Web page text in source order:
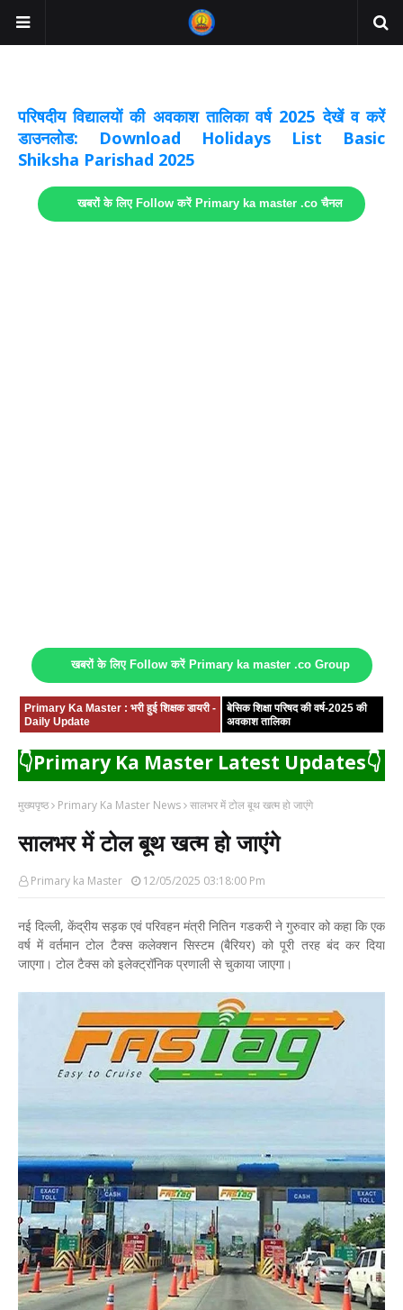
परिषदीय विद्यालयों की अवकाश तालिका वर्ष 2025 देखें व करें
डाउनलोड: Download Holidays List Basic
Shiksha Parishad 2025
खबरों के लिए Follow करें Primary ka master .co चैनल
खबरों के लिए Follow करें Primary ka master .co Group
Primary Ka Master : भरी हुई शिक्षक डायरी -
Daily Update
बेसिक शिक्षा परिषद की वर्ष-2025 की
अवकाश तालिका
👇Primary Ka Master Latest Updates👇
मुख्यपृष्ठ Primary Ka Master News सालभर में टोल बूथ खत्म हो जाएंगे
सालभर में टोल बूथ खत्म हो जाएंगे
Primary ka Master 12/05/2025 03:18:00 Pm
नई दिल्ली, केंद्रीय सड़क एवं परिवहन मंत्री नितिन गडकरी ने गुरुवार को कहा कि एक
वर्ष में वर्तमान टोल टैक्स कलेक्शन सिस्टम (बैरियर) को पूरी तरह बंद कर दिया
जाएगा। टोल टैक्स को इलेक्ट्रॉनिक प्रणाली से चुकाया जाएगा।